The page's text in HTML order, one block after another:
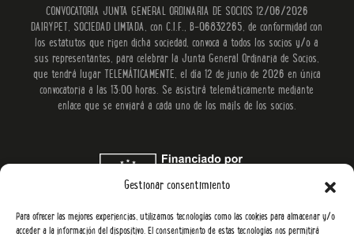
Gestionar consentimiento
Para ofrecer las mejores experiencias, utilizamos tecnologías como las cookies para almacenar y/o
acceder a la información del dispositivo. El consentimiento de estas tecnologías nos permitirá
CONVOCATORIA JUNTA GENERAL ORDINARIA DE SOCIOS 12/06/2026
DAIRYPET, SOCIEDAD LIMTADA, con C.I.F., B-06832265, de conformidad con
los estatutos que rigen dicha sociedad, convoca a todos los socios y/o a
sus representantes, para celebrar la Junta General Ordinaria de Socios,
que tendrá lugar TELEMÁTICAMENTE, el día 12 de junio de 2026 en única
convocatoria a las 13:00 horas. Se asistirá telemáticamente mediante
enlace que se enviará a cada uno de los mails de los socios.